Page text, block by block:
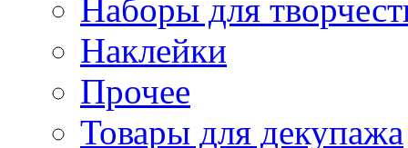
Наборы для
Наклейки
Прочее
Товары для декупажа